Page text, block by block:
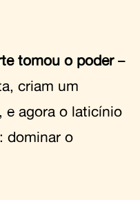
tomou o poder–
criam um
e agora o laticínio
dominar o